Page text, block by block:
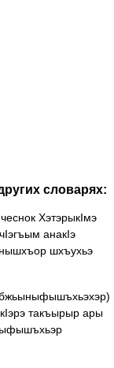
словарях:
ХэтэрыкIмэ
анакIэ
шхъухьэ
такъырыр ары